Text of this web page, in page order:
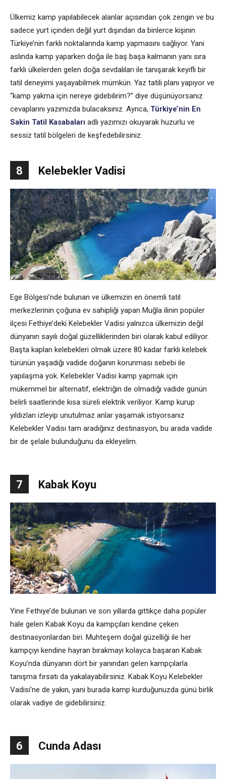
Ülkemiz kamp yapılabilecek alanlar açısından çok zengin ve bu
sadece yurt içinden değil yurt dışından da binlerce kişinin
Türkiye’nin farklı noktalarında kamp yapmasını sağlıyor. Yani
aslında kamp yaparken doğa ile baş başa kalmanın yanı sıra
farklı ülkelerden gelen doğa sevdalıları ile tanışarak keyifli bir
tatil deneyimi yaşayabilmek mümkün. Yaz tatili planı yapıyor ve
“kamp yakma için nereye gidebilirim?” diye düşünüyorsanız
cevaplarını yazımızda bulacaksınız. Ayrıca, Türkiye’nin En
Sakin Tatil Kasabaları adlı yazımızı okuyarak huzurlu ve
sessiz tatil bölgeleri de keşfedebilirsiniz.
8 Kelebekler Vadisi
Ege Bölgesi’nde bulunan ve ülkemizin en önemli tatil
merkezlerinin çoğuna ev sahipliği yapan Muğla ilinin popüler
ilçesi Fethiye’deki Kelebekler Vadisi yalnızca ülkemizin değil
dünyanın sayılı doğal güzelliklerinden biri olarak kabul ediliyor.
Başta kaplan kelebekleri olmak üzere 80 kadar farklı kelebek
türünün yaşadığı vadide doğanın korunması sebebi ile
yapılaşma yok. Kelebekler Vadisi kamp yapmak için
mükemmel bir alternatif, elektriğin de olmadığı vadide günün
belirli saatlerinde kısa süreli elektrik veriliyor. Kamp kurup
yıldızları izleyip unutulmaz anlar yaşamak istiyorsanız
Kelebekler Vadisi tam aradığınız destinasyon, bu arada vadide
bir de şelale bulunduğunu da ekleyelim.
7 Kabak Koyu
Yine Fethiye’de bulunan ve son yıllarda gittikçe daha popüler
hale gelen Kabak Koyu da kampçıları kendine çeken
destinasyonlardan biri. Muhteşem doğal güzelliği ile her
kampçıyı kendine hayran bırakmayı kolayca başaran Kabak
Koyu’nda dünyanın dört bir yanından gelen kampçılarla
tanışma fırsatı da yakalayabilirsiniz. Kabak Koyu Kelebekler
Vadisi’ne de yakın, yani burada kamp kurduğunuzda günü birlik
olarak vadiye de gidebilirsiniz.
6 Cunda Adası